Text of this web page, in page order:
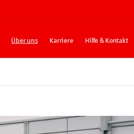
Über uns Karriere Hilfe & Kontakt